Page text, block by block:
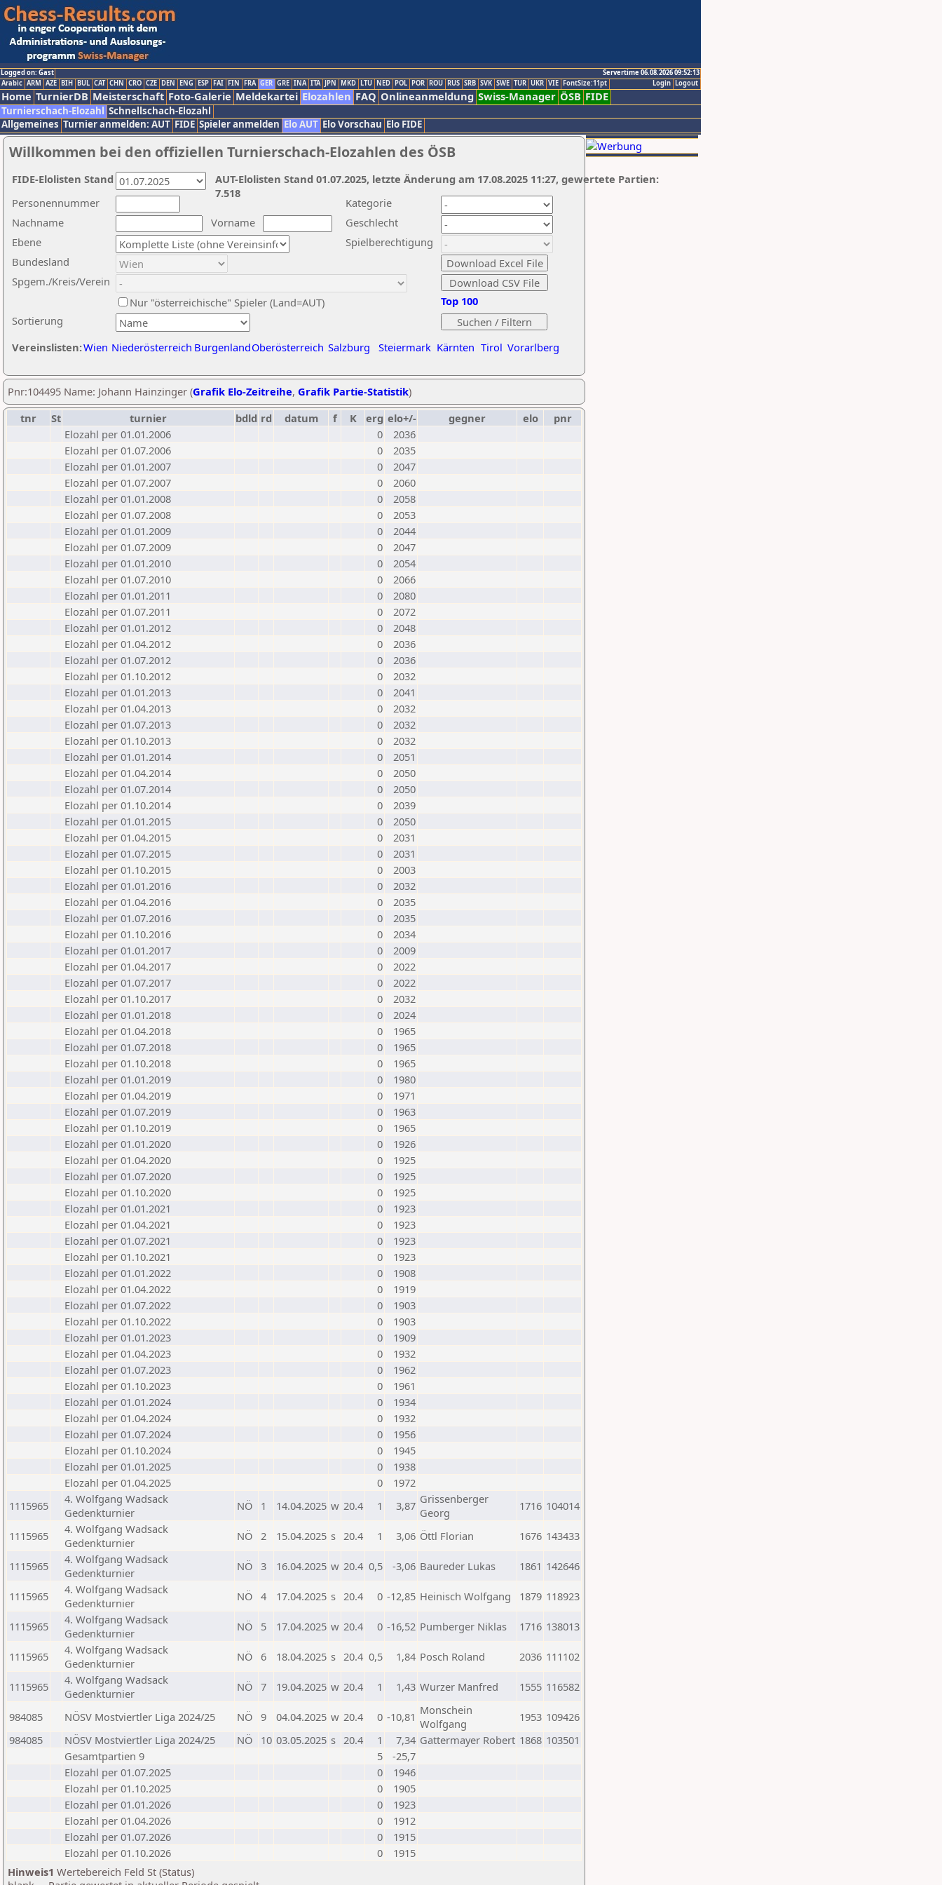
Logged on: Gast
Servertime 06.08.2026 09:52:13
Logout
Login
Arabic ARM AZE BIH BUL CAT CHN CRO CZE DEN ENG ESP FAI FIN FRA GER GRE INA ITA JPN MKD LTU NED POL POR ROU RUS SRB SVK SWE TUR UKR VIE FontSize:11pt
Home TurnierDB Meisterschaft Foto-Galerie Meldekartei Elozahlen FAQ Onlineanmeldung Swiss-Manager ÖSB FIDE
Turnierschach-Elozahl Schnellschach-Elozahl
Allgemeines Turnier anmelden: AUT FIDE Spieler anmelden Elo AUT Elo Vorschau Elo FIDE
Willkommen bei den offiziellen Turnierschach-Elozahlen des ÖSB
Nachname
Vorname
Ebene
Kategorie
Sortierung
Personennummer
Bundesland
Spgem./Kreis/Verein
Geschlecht
Nur "österreichische" Spieler (Land=AUT)
Spielberechtigung
Vereinslisten:Wien Niederösterreich BurgenlandOberösterreich Salzburg Steiermark Kärnten Tirol Vorarlberg
Top 100
AUT-Elolisten Stand 01.07.2025, letzte Änderung am 17.08.2025 11:27, gewertete Partien:
7.518
FIDE-Elolisten Stand
Pnr:104495 Name: Johann Hainzinger (Grafik Elo-Zeitreihe, Grafik Partie-Statistik)
tnr
St turnier bdld rd datum f K erg elo+/- gegner elo
pnr
Elozahl per 01.01.2006
0
2036
Elozahl per 01.07.2006
0
2035
Elozahl per 01.01.2007
0
2047
Elozahl per 01.07.2007
0
2060
Elozahl per 01.01.2008
0
2058
Elozahl per 01.07.2008
0
2053
Elozahl per 01.01.2009
0
2044
Elozahl per 01.07.2009
0
2047
Elozahl per 01.01.2010
0
2054
Elozahl per 01.07.2010
0
2066
Elozahl per 01.01.2011
0
2080
Elozahl per 01.07.2011
0
2072
Elozahl per 01.01.2012
0
2048
Elozahl per 01.04.2012
0
2036
Elozahl per 01.07.2012
0
2036
Elozahl per 01.10.2012
0
2032
Elozahl per 01.01.2013
0
2041
Elozahl per 01.04.2013
0
2032
Elozahl per 01.07.2013
0
2032
Elozahl per 01.10.2013
0
2032
Elozahl per 01.01.2014
0
2051
Elozahl per 01.04.2014
0
2050
Elozahl per 01.07.2014
0
2050
Elozahl per 01.10.2014
0
2039
Elozahl per 01.01.2015
0
2050
Elozahl per 01.04.2015
0
2031
Elozahl per 01.07.2015
0
2031
Elozahl per 01.10.2015
0
2003
Elozahl per 01.01.2016
0
2032
Elozahl per 01.04.2016
0
2035
Elozahl per 01.07.2016
0
2035
Elozahl per 01.10.2016
0
2034
Elozahl per 01.01.2017
0
2009
Elozahl per 01.04.2017
0
2022
Elozahl per 01.07.2017
0
2022
Elozahl per 01.10.2017
0
2032
Elozahl per 01.01.2018
0
2024
Elozahl per 01.04.2018
0
1965
Elozahl per 01.07.2018
0
1965
Elozahl per 01.10.2018
0
1965
Elozahl per 01.01.2019
0
1980
Elozahl per 01.04.2019
0
1971
Elozahl per 01.07.2019
0
1963
Elozahl per 01.10.2019
0
1965
Elozahl per 01.01.2020
0
1926
Elozahl per 01.04.2020
0
1925
Elozahl per 01.07.2020
0
1925
Elozahl per 01.10.2020
0
1925
Elozahl per 01.01.2021
0
1923
Elozahl per 01.04.2021
0
1923
Elozahl per 01.07.2021
0
1923
Elozahl per 01.10.2021
0
1923
Elozahl per 01.01.2022
0
1908
Elozahl per 01.04.2022
0
1919
Elozahl per 01.07.2022
0
1903
Elozahl per 01.10.2022
0
1903
Elozahl per 01.01.2023
0
1909
Elozahl per 01.04.2023
0
1932
Elozahl per 01.07.2023
0
1962
Elozahl per 01.10.2023
0
1961
Elozahl per 01.01.2024
0
1934
Elozahl per 01.04.2024
0
1932
Elozahl per 01.07.2024
0
1956
Elozahl per 01.10.2024
0
1945
Elozahl per 01.01.2025
0
1938
Elozahl per 01.04.2025
0
1972
1115965
4. Wolfgang Wadsack
Gedenkturnier
NÖ 1 14.04.2025 w 20.4 1 3,87 Grissenberger
Georg
1716 104014
1115965
4. Wolfgang Wadsack
Gedenkturnier
NÖ 2 15.04.2025 s 20.4 1 3,06 Öttl Florian 1676 143433
1115965
4. Wolfgang Wadsack
Gedenkturnier
NÖ 3 16.04.2025 w 20.4 0,5 -3,06 Baureder Lukas 1861 142646
1115965
4. Wolfgang Wadsack
Gedenkturnier
NÖ 4 17.04.2025 s 20.4 0 -12,85 Heinisch Wolfgang 1879 118923
1115965
4. Wolfgang Wadsack
Gedenkturnier
NÖ 5 17.04.2025 w 20.4 0 -16,52 Pumberger Niklas 1716 138013
1115965
4. Wolfgang Wadsack
Gedenkturnier
NÖ 6 18.04.2025 s 20.4 0,5 1,84 Posch Roland 2036 111102
1115965
4. Wolfgang Wadsack
Gedenkturnier
NÖ 7 19.04.2025 w 20.4 1 1,43 Wurzer Manfred 1555 116582
984085 NÖSV Mostviertler Liga 2024/25 NÖ 9 04.04.2025 w 20.4 0 -10,81 Monschein
Wolfgang
1953 109426
984085
NÖSV Mostviertler Liga 2024/25 NÖ 10 03.05.2025 s 20.4 1 7,34 Gattermayer Robert 1868 103501
Gesamtpartien 9
5
-25,7
Elozahl per 01.07.2025
0
1946
Elozahl per 01.10.2025
0
1905
Elozahl per 01.01.2026
0
1923
Elozahl per 01.04.2026
0
1912
Elozahl per 01.07.2026
0
1915
Elozahl per 01.10.2026
0
1915
Hinweis1 Wertebereich Feld St (Status)